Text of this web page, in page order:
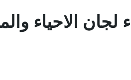
الاحياء